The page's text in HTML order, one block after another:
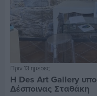
Πριν 13 ημέρες
Η Des Art Gallery
Δέσποινας Σταθάκη